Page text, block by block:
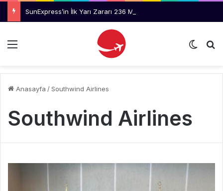
SunExpress’in İlk Yarı Zararı 236 Milyon Dolara Yükseldi
Menü Dış
Anasayfa /Southwind Airlines
Southwind Airlines